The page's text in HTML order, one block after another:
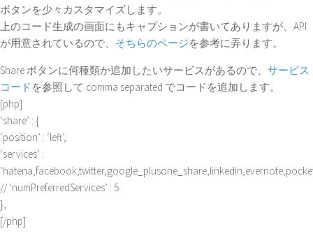
ボタンを少々カスタマイズします。
上のコード生成の画面にもキャプションが書いてありますが、API
が用意されているので、 そちらのページを参考に弄ります。
Share ボタンに何種類か追加したいサービスがあるので、 サービス
コード を参照して comma separated でコードを追加します。
[php]
‘share’ : {
‘position’ : ‘left’,
‘services’ :
// ‘numPreferredServices’ : 5
},
[/php]